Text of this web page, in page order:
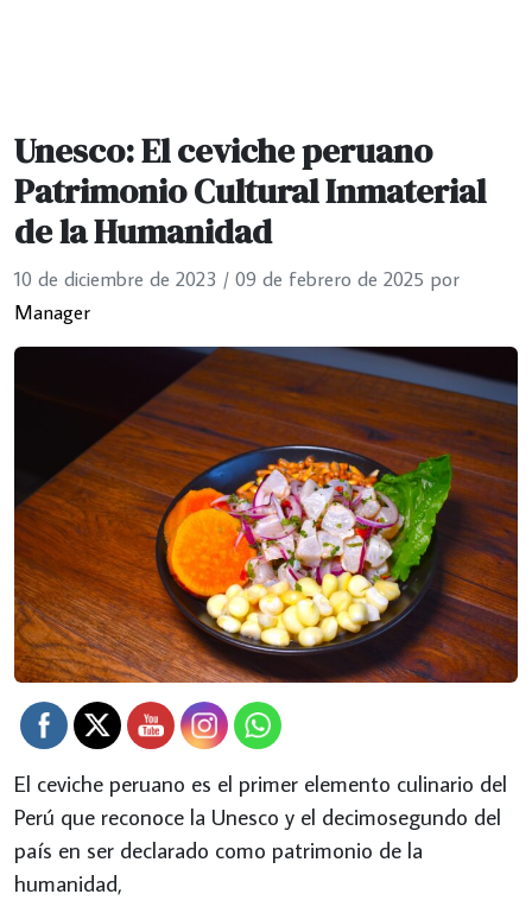
Unesco: El ceviche peruano
Patrimonio Cultural Inmaterial
de la Humanidad
10 de diciembre de 2023 / 09 de febrero de 2025 por
Manager
El ceviche peruano es el primer elemento culinario del
Perú que reconoce la Unesco y el decimosegundo del
país en ser declarado como patrimonio de la
humanidad,